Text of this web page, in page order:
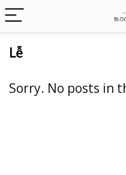
Lễ
Sorry. No posts in